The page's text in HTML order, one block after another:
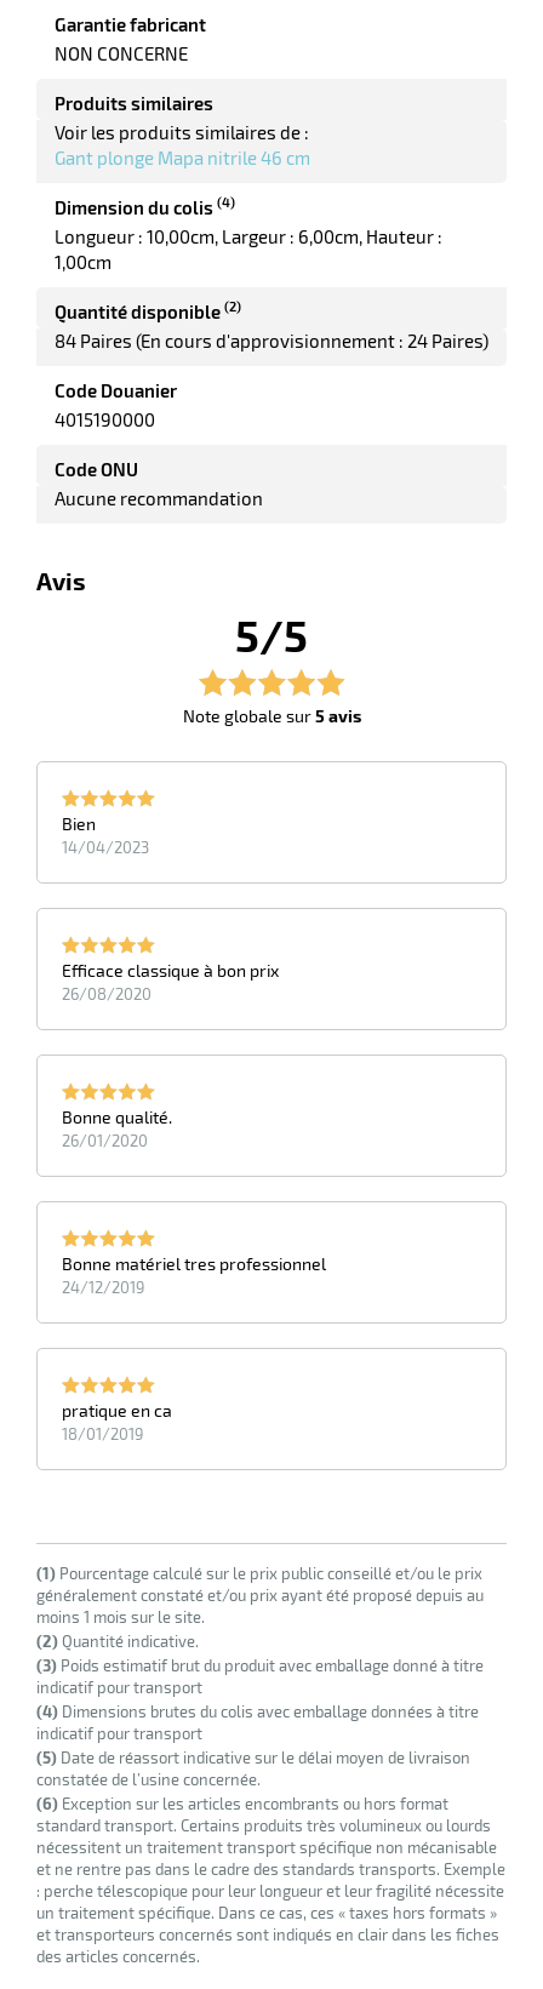
Garantie fabricant
NON CONCERNE
Produits similaires
Voir les produits similaires de :
Gant plonge Mapa nitrile 46 cm
Dimension du colis (4)
Longueur : 10,00cm Largeur : 6,00cm Hauteur :
1,00cm
Quantité disponible (2)
84 Paires (En cours d'approvisionnement : 24 Paires)
Code Douanier
4015190000
Code ONU
Aucune recommandation
Avis
5/5
Note globale sur5 avis
Bien
14/04/2023
Efficace classique à bon prix
26/08/2020
Bonne qualité.
26/01/2020
Bonne matériel tres professionnel
24/12/2019
pratique en ca
18/01/2019
(1) Pourcentage calculé sur le prix public conseillé et/ou le prix
généralement constaté et/ou prix ayant été proposé depuis au
moins 1 mois sur le site.
(2)Quantité indicative.
(3) Poids estimatif brut du produit avec emballage donné à titre
indicatif pour transport
(4) Dimensions brutes du colis avec emballage données à titre
indicatif pour transport
(5) Date de réassort indicative sur le délai moyen de livraison
constatée de l’usine concernée.
(6) Exception sur les articles encombrants ou hors format
standard transport. Certains produits très volumineux ou lourds
nécessitent un traitement transport spécifique non mécanisable
et ne rentre pas dans le cadre des standards transports. Exemple
: perche télescopique pour leur longueur et leur fragilité nécessite
un traitement spécifique. Dans ce cas, ces « taxes hors formats »
et transporteurs concernés sont indiqués en clair dans les fiches
des articles concernés.